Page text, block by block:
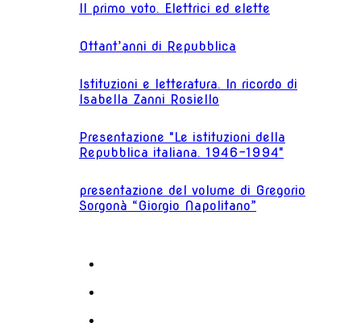
Il primo voto. Elettrici ed elette
Ottant’anni di Repubblica
Istituzioni e letteratura. In ricordo di
Isabella Zanni Rosiello
Presentazione "Le istituzioni della
Repubblica italiana. 1946-1994"
presentazione del volume di Gregorio
Sorgonà “Giorgio Napolitano”